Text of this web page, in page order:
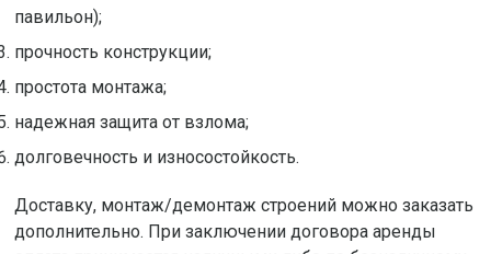
павильон);
прочность конструкции;
простота монтажа;
надежная защита от взлома;
долговечность и износостойкость.
Доставку, монтаж/демонтаж строений можно заказать
дополнительно. При заключении договора аренды